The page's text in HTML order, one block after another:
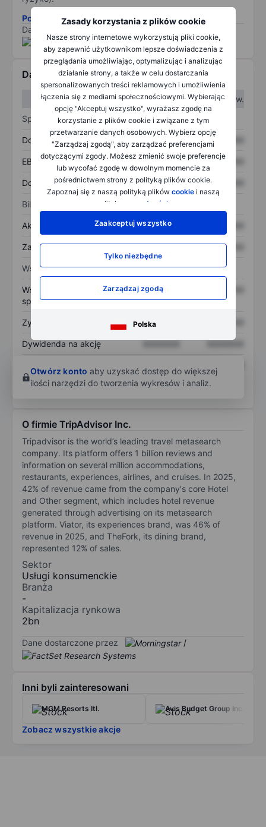
Zasady korzystania z plików cookie
Nasze strony internetowe wykorzystują pliki cookie,
aby zapewnić użytkownikom lepsze doświadczenia z
przeglądania umożliwiając, optymalizując i analizując
działanie strony, a także w celu dostarczania
spersonalizowanych treści reklamowych i umożliwienia
łączenia się z mediami społecznościowymi. Wybierając
opcję "Akceptuj wszystko", wyrażasz zgodę na
korzystanie z plików cookie i związane z tym
przetwarzanie danych osobowych. Wybierz opcję
"Zarządzaj zgodą", aby zarządzać preferencjami
dotyczącymi zgody. Możesz zmienić swoje preferencje
lub wycofać zgodę w dowolnym momencie za
pośrednictwem strony z polityką plików cookie.
Zapoznaj się z naszą polityką plików cookiei naszą
polityką
prywatności
Zaakceptuj wszystko
Tylko niezbędne
Zarządzaj zgodą
Polska
Pobierz metodologię ryzyka ESG.
Dane dostarczone przez
Dane finansowe
W I kw.
W II kw.
Sprawozdanie z zysków
Dochód XXXXXXX XXXXXXX
EBITDA XXXXXXX XXXXXXX
Dochód netto XXXXXXX XXXXXXX
Bilans
Aktywa ogółem XXXXXXX
Zadłużenie ogółem XXXXXXX XXXXXXX
Wskaźniki
Współczynnik cena do
sprzedaży
XXXXXXX
Zysk na akcję XXXXXXX
Dywidenda na akcję
własnego
Otwórz konto aby uzyskać dostęp do większej
ilości narzędzi do tworzenia wykresów i analiz.
O firmie TripAdvisor Inc.
Tripadvisor is the world’s leading travel metasearch
company. Its platform offers 1 billion reviews and
information on several million accommodations,
restaurants, experiences, airlines, and cruises. In 2025,
42% of revenue came from the company's core Hotel
and Other segment, which includes hotel revenue
generated through advertising on its metasearch
platform. Viator, its experiences brand, was 46% of
revenue in 2025, and TheFork, its dining brand,
represented 12% of sales.
Sektor
Usługi konsumenckie
Branża
-
Kapitalizacja rynkowa
2bn
Dane dostarczone przez /
Inni byli zainteresowani
MGM Resorts Itl. Avis Budget Group Inc.
Zobacz wszystkie akcje